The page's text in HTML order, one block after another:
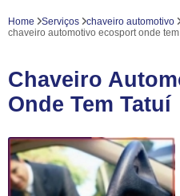
Home Serviços chaveiro automotivo
chaveiro automotivo ecosport onde
Chaveiro
Onde Tem Tatuí